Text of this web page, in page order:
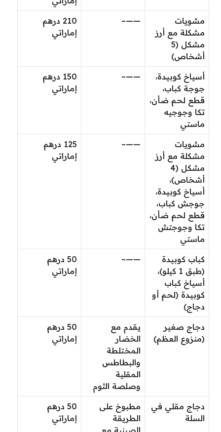
مشويات
مشكلة مع أرز
مشكل (5
أشخاص)
——–
210 درهم
إماراتي
أسياخ كوبيدة،
جوجة كباب،
قطع لحم ضأن،
تكا وجوجيه
ماستي
——–
150 درهم
إماراتي
​​مشويات
مشكلة مع أرز
مشكل (4
أشخاص)،
أسياخ كوبيدة،
جوجش كباب،
قطع لحم ضأن،
تكا وجوجتش
ماستي
——–
125 درهم
إماراتي
كباب كوبيدة
(طبق 1 كيلو)،
أسياخ كباب
كوبيدة (لحم أو
دجاج)
——–
50 درهم
إماراتي
دجاج صغير
(منزوع العظم)
يقدم مع
الخضار
المختلطة
والبطاطس
المقلية
وصلصة الثوم
50 درهم
إماراتي
دجاج مقلي في
السلة
مطبوخ على
الطريقة
50 درهم
إماراتي